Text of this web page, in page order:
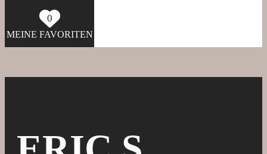
0
MEINE FAVORITEN